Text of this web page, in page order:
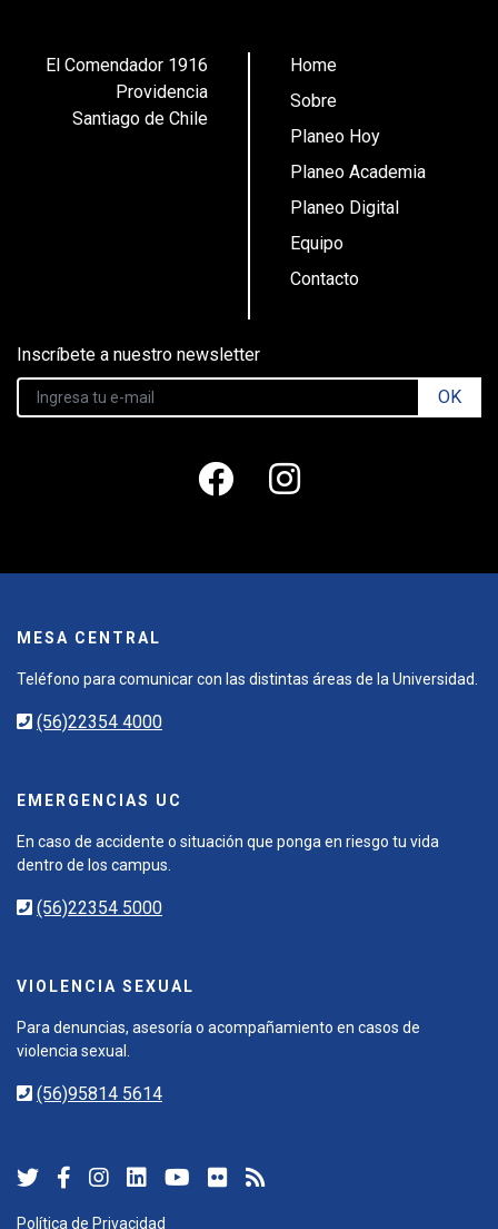
El Comendador 1916
Providencia
Santiago de Chile
Home
Sobre
Planeo Hoy
Planeo Academia
Planeo Digital
Equipo
Contacto
Inscríbete a nuestro newsletter
OK
MESA CENTRAL
Teléfono para comunicar con las distintas áreas de la Universidad.
(56)22354 4000
EMERGENCIAS UC
En caso de accidente o situación que ponga en riesgo tu vida
dentro de los campus.
(56)22354 5000
VIOLENCIA SEXUAL
Para denuncias, asesoría o acompañamiento en casos de
violencia sexual.
(56)95814 5614
Política de Privacidad